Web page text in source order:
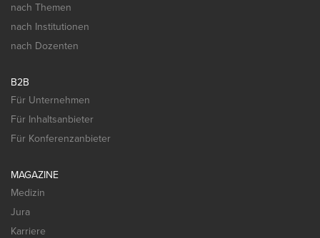
nach Themen
nach Institutionen
nach Dozenten
B2B
Für Unternehmen
Für Inhaltsanbieter
Für Konferenzanbieter
MAGAZINE
Medizin
Jura
Karriere